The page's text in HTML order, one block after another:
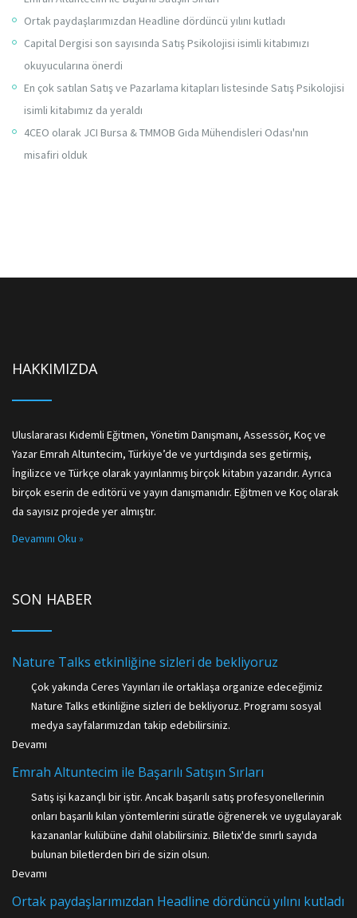
Ortak paydaşlarımızdan Headline dördüncü yılını kutladı
Capital Dergisi son sayısında Satış Psikolojisi isimli kitabımızı
okuyucularına önerdi
En çok satılan Satış ve Pazarlama kitapları listesinde Satış Psikolojisi
isimli kitabımız da yeraldı
4CEO olarak JCI Bursa & TMMOB Gıda Mühendisleri Odası'nın
misafiri olduk
HAKKIMIZDA
Uluslararası Kıdemli Eğitmen, Yönetim Danışmanı, Assessör, Koç ve
Yazar Emrah Altuntecim, Türkiye’de ve yurtdışında ses getirmiş,
İngilizce ve Türkçe olarak yayınlanmış birçok kitabın yazarıdır. Ayrıca
birçok eserin de editörü ve yayın danışmanıdır. Eğitmen ve Koç olarak
da sayısız projede yer almıştır.
Devamını Oku »
SON HABER
Nature Talks etkinliğine sizleri de bekliyoruz
Çok yakında Ceres Yayınları ile ortaklaşa organize edeceğimiz
Nature Talks etkinliğine sizleri de bekliyoruz. Programı sosyal
medya sayfalarımızdan takip edebilirsiniz.
Devamı
Emrah Altuntecim ile Başarılı Satışın Sırları
Satış işi kazançlı bir iştir. Ancak başarılı satış profesyonellerinin
onları başarılı kılan yöntemlerini süratle öğrenerek ve uygulayarak
kazananlar kulübüne dahil olabilirsiniz. Biletix'de sınırlı sayıda
bulunan biletlerden biri de sizin olsun.
Devamı
Ortak paydaşlarımızdan Headline dördüncü yılını kutladı